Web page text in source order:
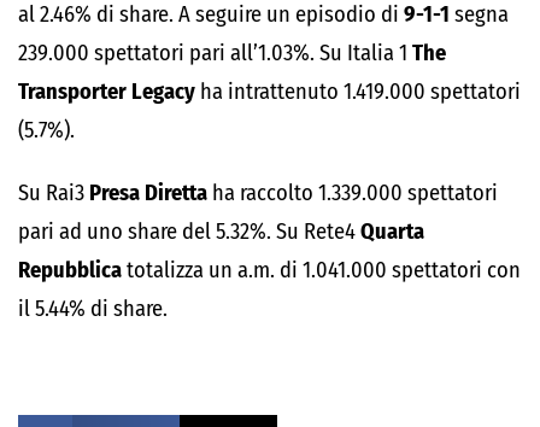
al 2.46% di share. A seguire un episodio di 9-1-1 segna
239.000 spettatori pari all’1.03%. Su Italia 1 The
Transporter Legacy ha intrattenuto 1.419.000 spettatori
(5.7%).
Su Rai3 Presa Diretta ha raccolto 1.339.000 spettatori
pari ad uno share del 5.32%. Su Rete4Quarta
Repubblicatotalizza un a.m. di 1.041.000 spettatori con
il 5.44% di share.